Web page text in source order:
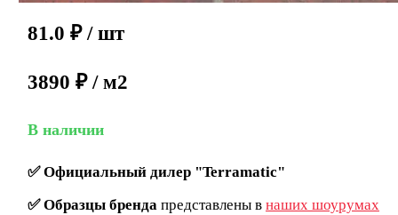
81.0 ₽ / шт
3890 ₽ / м2
В наличии
✅Официальный дилер "Terramatic"
✅Образцы брендапредставлены в наших шоурумах